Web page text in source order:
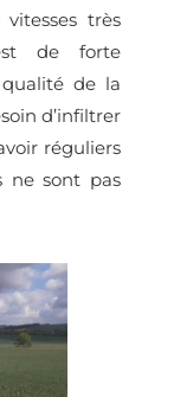
très
de forte
de la
d’infiltrer
réguliers
ne sont pas